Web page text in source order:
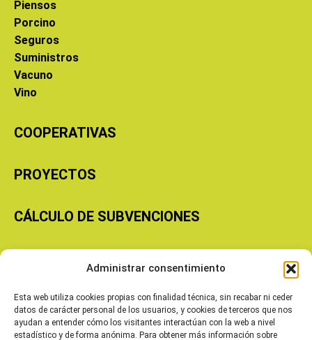
Administrar consentimiento
Esta web utiliza cookies propias con finalidad técnica, sin recabar ni ceder
datos de carácter personal de los usuarios, y cookies de terceros que nos
ayudan a entender cómo los visitantes interactúan con la web a nivel
estadístico y de forma anónima. Para obtener más información sobre
Piensos
Porcino
Seguros
Suministros
Vacuno
Vino
COOPERATIVAS
PROYECTOS
CÁLCULO DE SUBVENCIONES